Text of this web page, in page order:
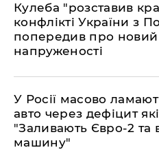
Кулеба "розставив
конфлікті України з
попередив про новий
напруженості
У Росії масово
авто через дефіцит
"Заливають Євро-2 та
машину"